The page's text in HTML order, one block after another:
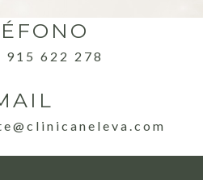
622 278